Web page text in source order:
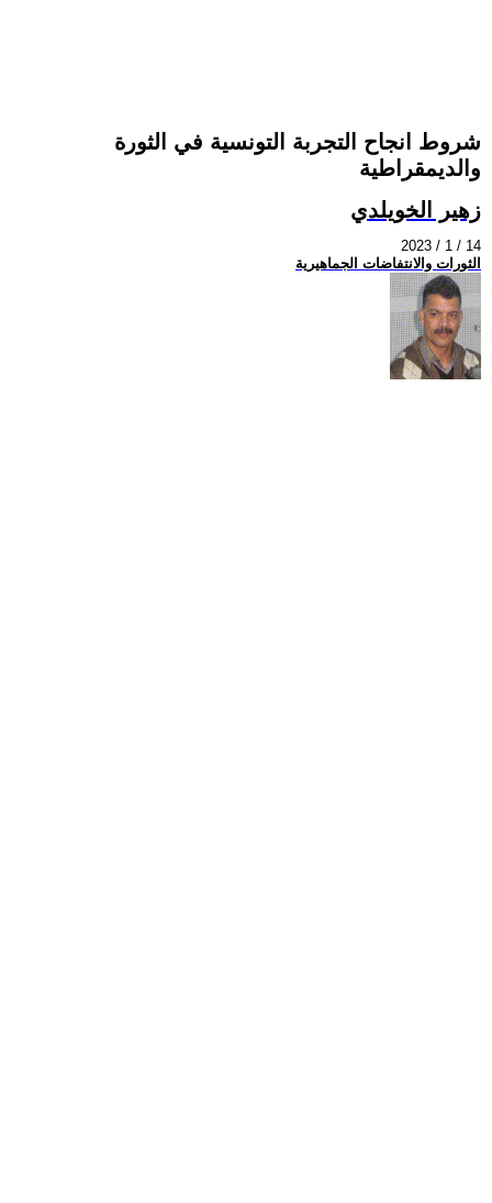
شروط انجاح التجربة التونسية في الثورة
والديمقراطية
زهير الخويلدي
2023 / 1 / 14
الثورات والانتفاضات الجماهيرية